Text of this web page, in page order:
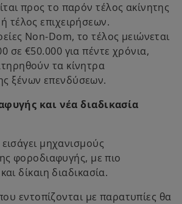
προς το παρόν τέλος ακίνητης
τέλος επιχειρήσεων.
Non-Dom, το τέλος μειώνεται
σε €50.000 για πέντε χρόνια,
τα κίνητρα
ξένων επενδύσεων.
και νέα διαδικασία
μηχανισμούς
φοροδιαφυγής, με πιο
δίκαιη διαδικασία.
εντοπίζονται με παρατυπίες θα